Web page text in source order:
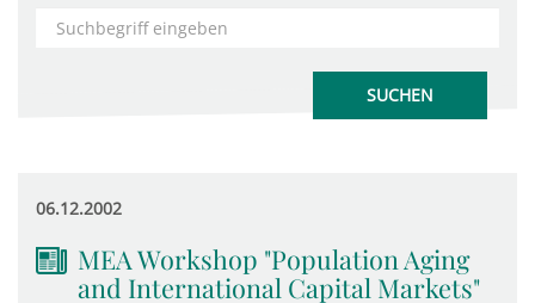
06.12.2002
MEA Workshop "Population Aging
and International Capital Markets"